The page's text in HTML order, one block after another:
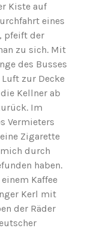
Kiste auf
eines
pfeift der
zu sich. Mit
des Busses
zur Decke
Kellner ab
Im
Vermieters
Zigarette
durch
haben.
Kaffee
Kerl mit
der Räder